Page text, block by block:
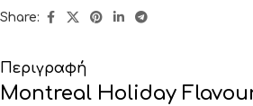
Share:
Περιγραφή
Montreal Holiday